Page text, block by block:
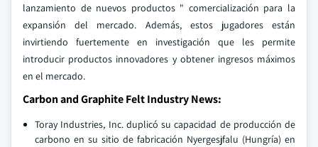
lanzamiento de nuevos productos " comercialización para la
expansión del mercado. Además, estos jugadores están
invirtiendo fuertemente en investigación que les permite
introducir productos innovadores y obtener ingresos máximos
en el mercado.
Carbon and Graphite Felt Industry News:
Toray Industries, Inc. duplicó su capacidad de producción de
carbono en su sitio de fabricación Nyergesjfalu (Hungría) en